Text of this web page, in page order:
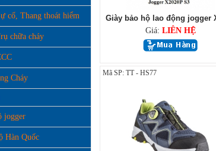
cố, Thang thoát hiểm
chữa cháy
Cháy
jogger
Hàn Quốc
Giày bảo hộ lao động jogger
Giá: LIÊN HỆ
Mã SP: TT - HS77